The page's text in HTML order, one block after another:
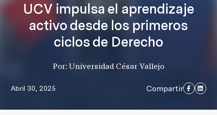
UCV impulsa el aprendizaje
activo desde los primeros
ciclos de Derecho
Por: Universidad César Vallejo
Abril 30, 2025 Compartir